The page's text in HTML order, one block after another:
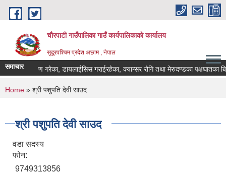
Skip to main content
चौरपाटी गाउँपालिका गाउँ कार्यपालिकाकाे कार्यालय
सुदूरपश्चिम प्रदेश अछाम , नेपाल
समाचार
प्रत्यारोपण गरेका, डायलाईसिस गराईरहेका, क्यान्सर रोगि तथा मेरुदण्डका पक्षघातका
You are here
Home » श्री पशुपति देवी साउद
श्री पशुपति देवी साउद
वडा सदस्य
फोन:
9749313856